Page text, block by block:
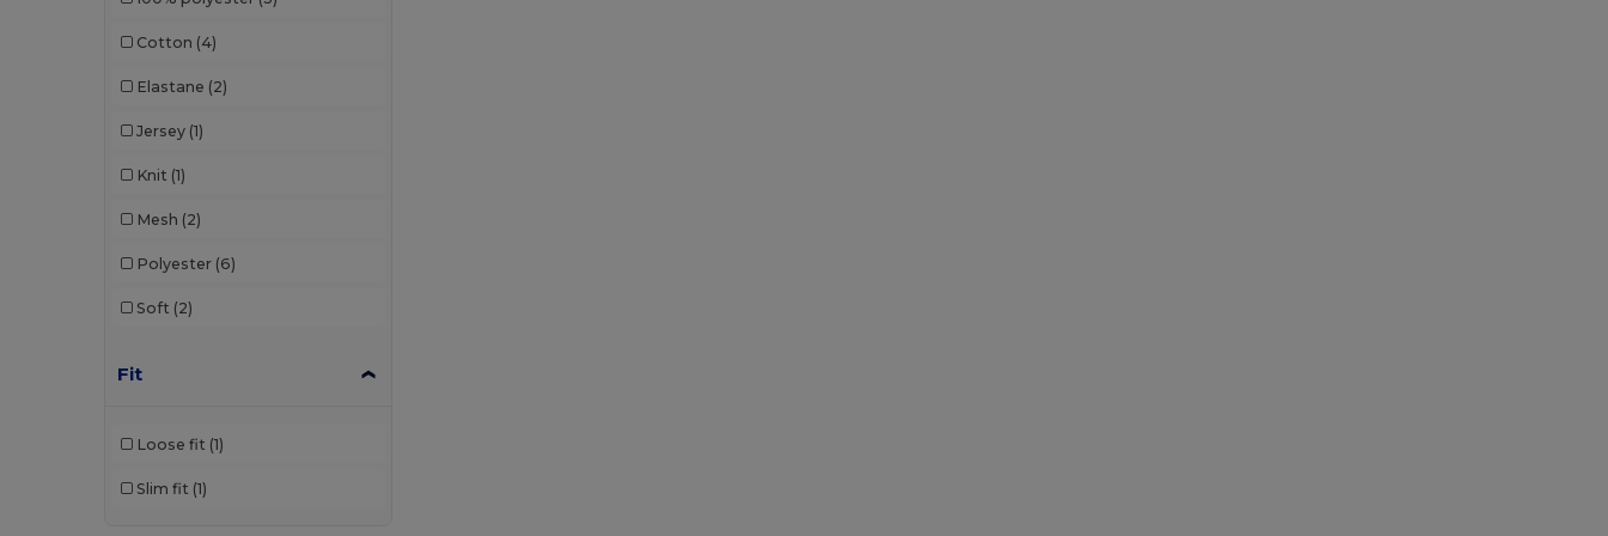
Cotton (4)
Elastane (2)
Jersey (1)
Knit (1)
Mesh (2)
Polyester (6)
Soft (2)
Fit
Loose fit (1)
Slim fit (1)